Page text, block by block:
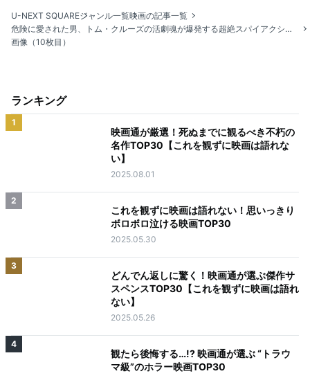
U-NEXT SQUAREジャンル一覧映画の記事一覧
危険に愛された男、トム・クルーズの活劇魂が爆発する超絶スパイアクション・シリーズ『ミッション：インポッシブル』を再見せよ！
画像（10枚目）
ランキング
1
映画通が厳選！死ぬまでに観るべき不朽の
名作TOP30【これを観ずに映画は語れな
い】
2025.08.01
2
これを観ずに映画は語れない！思いっきり
ボロボロ泣ける映画TOP30
2025.05.30
3
どんでん返しに驚く！映画通が選ぶ傑作サ
スペンスTOP30【これを観ずに映画は語れ
ない】
2025.05.26
4
観たら後悔する…!? 映画通が選ぶ “トラウ
マ級”のホラー映画TOP30